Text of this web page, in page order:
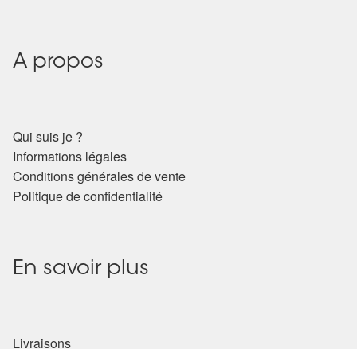
Harmonisation des lieux
Sels de bain
Encens
Cadeaux de naissance
A propos
Qui suis je ?
Informations légales
Conditions générales de vente
Politique de confidentialité
En savoir plus
Livraisons